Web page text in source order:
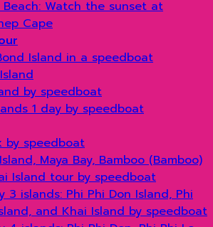
Beach: Watch the sunset at
Cape
Island in a speedboat
by speedboat
1 day by speedboat
by speedboat
Maya Bay, Bamboo (Bamboo)
Island tour by speedboat
3 islands: Phi Phi Don Island, Phi
and Khai Island by speedboat